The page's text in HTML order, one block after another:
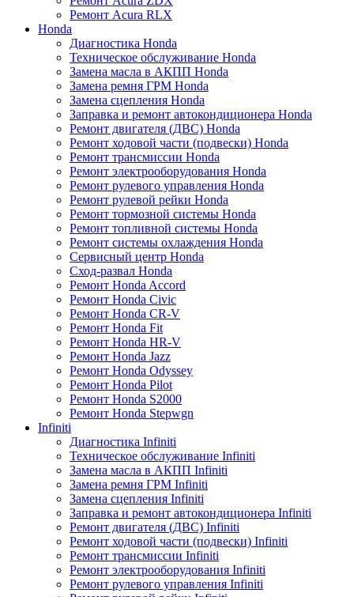
Ремонт Acura RLX
Honda
Диагностика Honda
Техническое обслуживание Honda
Замена масла в АКПП Honda
Замена ремня ГРМ Honda
Замена сцепления Honda
Заправка и ремонт автокондиционера Honda
Ремонт двигателя (ДВС) Honda
Ремонт ходовой части (подвески) Honda
Ремонт трансмиссии Honda
Ремонт электрооборудования Honda
Ремонт рулевого управления Honda
Ремонт рулевой рейки Honda
Ремонт тормозной системы Honda
Ремонт топливной системы Honda
Ремонт системы охлаждения Honda
Сервисный центр Honda
Сход-развал Honda
Ремонт Honda Accord
Ремонт Honda Civic
Ремонт Honda CR-V
Ремонт Honda Fit
Ремонт Honda HR-V
Ремонт Honda Jazz
Ремонт Honda Odyssey
Ремонт Honda Pilot
Ремонт Honda S2000
Ремонт Honda Stepwgn
Infiniti
Диагностика Infiniti
Техническое обслуживание Infiniti
Замена масла в АКПП Infiniti
Замена ремня ГРМ Infiniti
Замена сцепления Infiniti
Заправка и ремонт автокондиционера Infiniti
Ремонт двигателя (ДВС) Infiniti
Ремонт ходовой части (подвески) Infiniti
Ремонт трансмиссии Infiniti
Ремонт электрооборудования Infiniti
Ремонт рулевого управления Infiniti